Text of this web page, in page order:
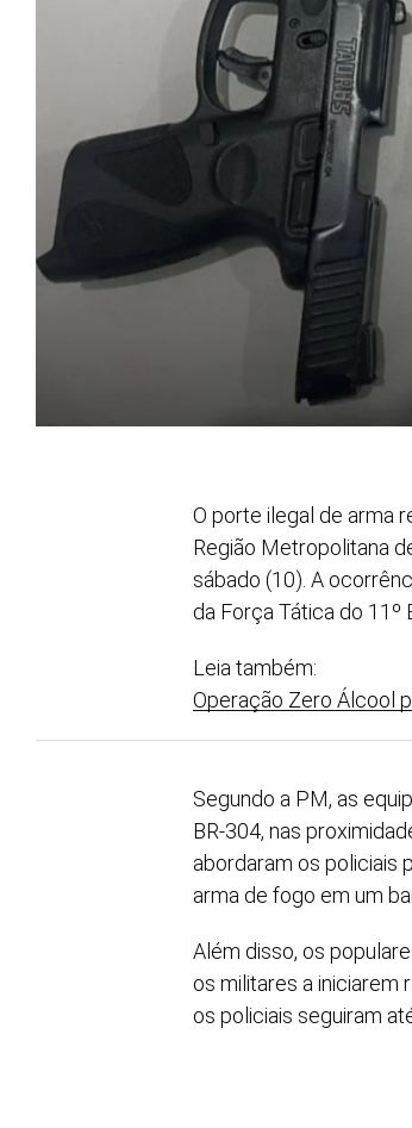
O porte ilegal de arma
Região Metropolitana
sábado (10). A
da Força Tática do 11º
Leia também:
Operação Zero Álcool
Segundo a PM, as
BR-304, nas
abordaram os policiais
arma de fogo em um
Além disso, os
os militares a iniciarem
os policiais seguiram